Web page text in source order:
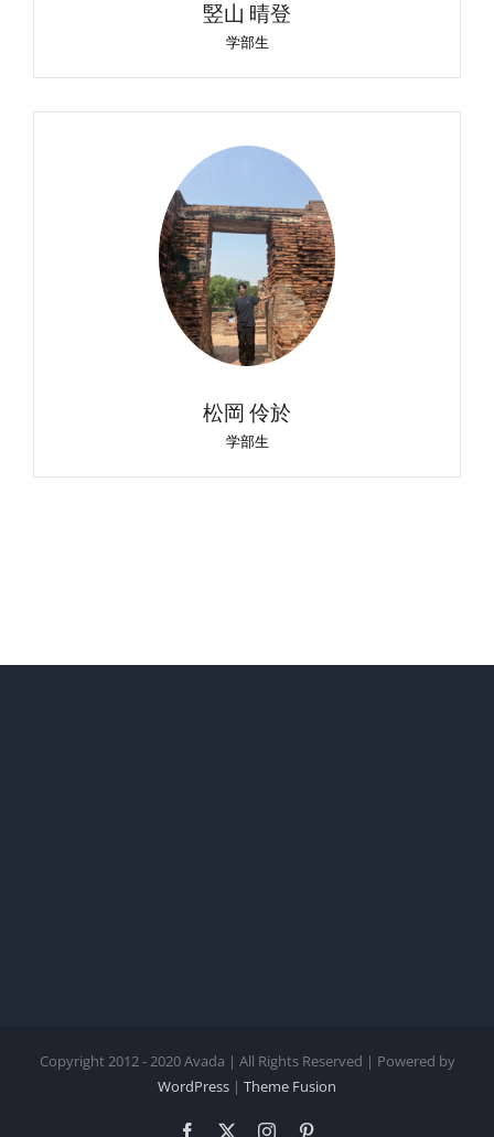
竪山 晴登
学部生
松岡 伶於
学部生
Copyright 2012 - 2020 Avada | All Rights Reserved | Powered by
WordPress | Theme Fusion
Facebook Instagram